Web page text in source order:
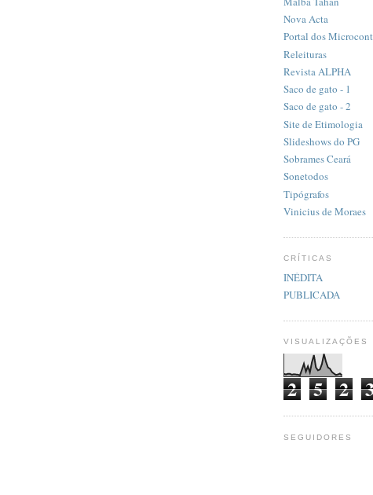
Nova Acta
Portal dos
Releituras
Revista ALPHA
Saco de gato - 1
Saco de gato - 2
Site de Etimologia
Slideshows do PG
Sobrames Ceará
Sonetodos
Tipógrafos
Vinicius de Moraes
CRÍTICAS
INÉDITA
PUBLICADA
VISUALIZAÇÕES
2 5 2
SEGUIDORES